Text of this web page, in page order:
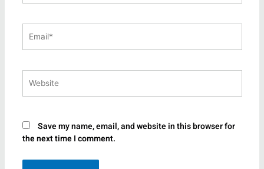
Save my name, email, and website in this browser for
the next time I comment.